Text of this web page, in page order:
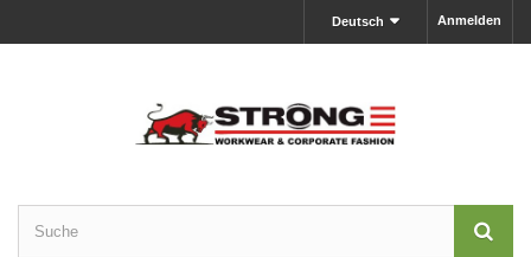
Anmelden
Deutsch